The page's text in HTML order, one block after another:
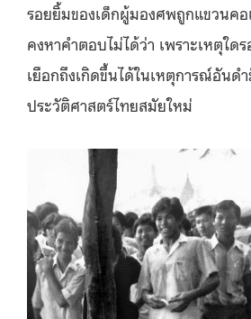
รอยยิ้มของเด็กผู้มองศพถูกแขวนค
คงหาคำตอบไม่ได้ว่า เพราะเหตุใด
เยือกถึงเกิดขึ้นได้ในเหตุการณ์อันด
ประวัติศาสตร์ไทยสมัยใหม่